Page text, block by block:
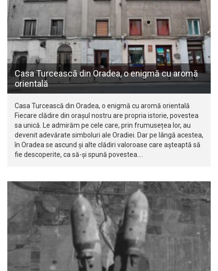
Casa Turcească din Oradea, o enigmă cu aromă
orientală
Casa Turcească din Oradea, o enigmă cu aromă orientală
Fiecare clădire din orașul nostru are propria istorie, povestea
sa unică. Le admirăm pe cele care, prin frumusețea lor, au
devenit adevărate simboluri ale Oradiei. Dar pe lângă acestea,
în Oradea se ascund și alte clădiri valoroase care așteaptă să
fie descoperite, ca să-și spună povestea.…